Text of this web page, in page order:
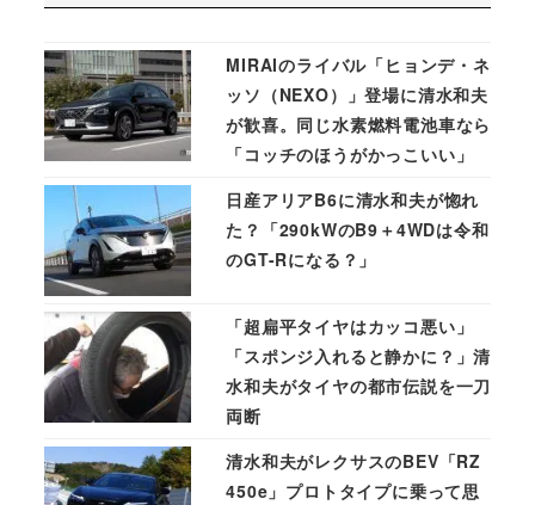
MIRAIのライバル「ヒョンデ・ネ
ッソ（NEXO）」登場に清水和夫
が歓喜。同じ水素燃料電池車なら
「コッチのほうがかっこいい」
日産アリアB6に清水和夫が惚れ
た？「290kWのB9＋4WDは令和
のGT-Rになる？」
「超扁平タイヤはカッコ悪い」
「スポンジ入れると静かに？」清
水和夫がタイヤの都市伝説を一刀
両断
清水和夫がレクサスのBEV「RZ
450e」プロトタイプに乗って思